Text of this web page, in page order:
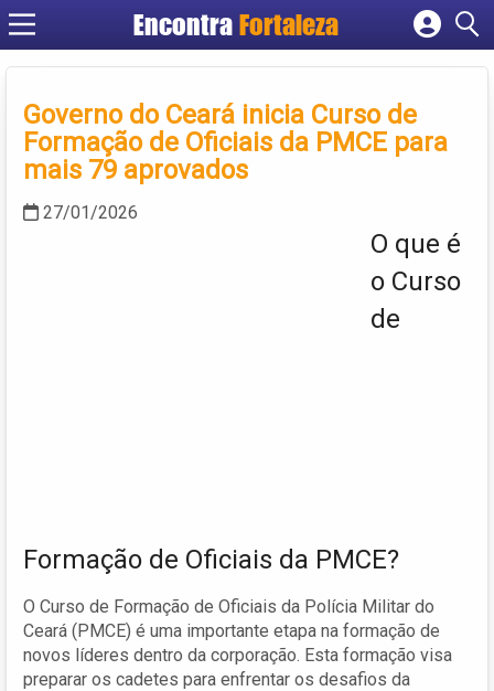
EncontraFortaleza
Cadastrar empresa
Criar conta
Governo do Ceará inicia Curso de
Formação de Oficiais da PMCE para
mais 79 aprovados
27/01/2026
O que é
o Curso
de
Formação de Oficiais da PMCE?
O Curso de Formação de Oficiais da Polícia Militar do
Ceará (PMCE) é uma importante etapa na formação de
novos líderes dentro da corporação. Esta formação visa
preparar os cadetes para enfrentar os desafios da